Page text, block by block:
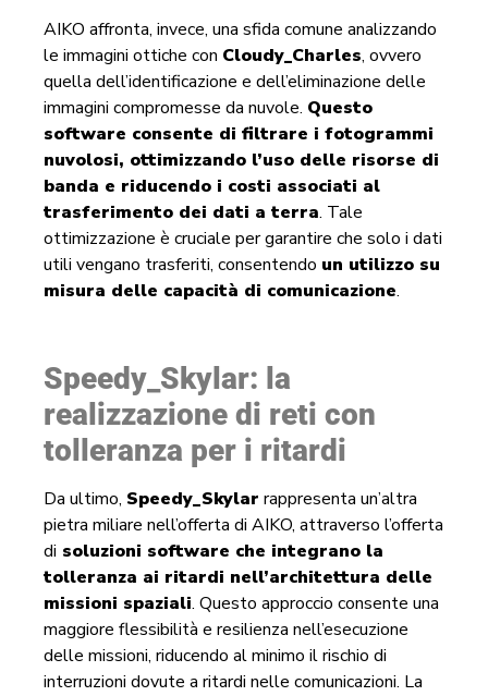
AIKO affronta, invece, una sfida comune analizzando
le immagini ottiche con Cloudy_Charles, ovvero
quella dell’identificazione e dell’eliminazione delle
immagini compromesse da nuvole. Questo
software consente di filtrare i fotogrammi
nuvolosi, ottimizzando l’uso delle risorse di
banda e riducendo i costi associati al
trasferimento dei dati a terra. Tale
ottimizzazione è cruciale per garantire che solo i dati
utili vengano trasferiti, consentendo un utilizzo su
misura delle capacità di comunicazione.
Speedy_Skylar: la
realizzazione di reti con
tolleranza per i ritardi
Da ultimo, Speedy_Skylar rappresenta un’altra
pietra miliare nell’offerta di AIKO, attraverso l’offerta
di soluzioni software che integrano la
tolleranza ai ritardi nell’architettura delle
missioni spaziali. Questo approccio consente una
maggiore flessibilità e resilienza nell’esecuzione
delle missioni, riducendo al minimo il rischio di
interruzioni dovute a ritardi nelle comunicazioni. La